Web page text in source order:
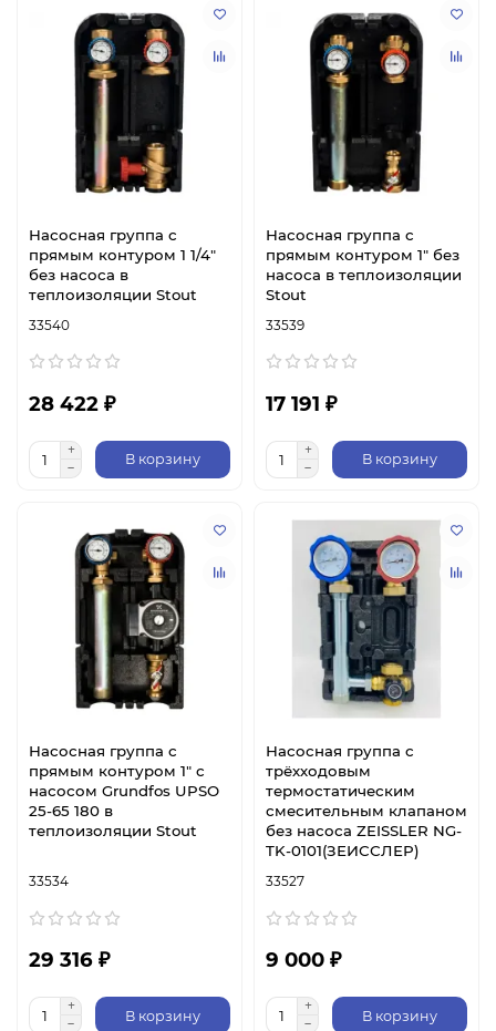
Насосная группа с
прямым контуром 1 1/4"
без насоса в
теплоизоляции Stout
33540
28 422 ₽
В корзину
Насосная группа с
прямым контуром 1" без
насоса в теплоизоляции
Stout
33539
17 191 ₽
В корзину
Насосная группа с
прямым контуром 1" с
насосом Grundfos UPSO
25-65 180 в
теплоизоляции Stout
33534
29 316 ₽
В корзину
Насосная группа с
трёхходовым
термостатическим
смесительным клапаном
без насоса ZEISSLER NG-
TK-0101(ЗЕИССЛЕР)
33527
9 000 ₽
В корзину